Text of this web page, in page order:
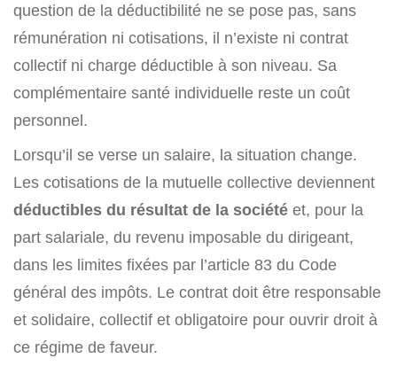
question de la déductibilité ne se pose pas, sans
rémunération ni cotisations, il n’existe ni contrat
collectif ni charge déductible à son niveau. Sa
complémentaire santé individuelle reste un coût
personnel.
Lorsqu’il se verse un salaire, la situation change.
Les cotisations de la mutuelle collective deviennent
déductibles du résultat de la société et, pour la
part salariale, du revenu imposable du dirigeant,
dans les limites fixées par l’article 83 du Code
général des impôts. Le contrat doit être responsable
et solidaire, collectif et obligatoire pour ouvrir droit à
ce régime de faveur.